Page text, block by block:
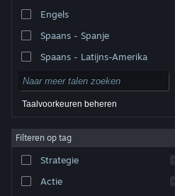
© Valve Corporation. Alle rechten voorbehouden.
handelsmerken zijn eigendom van hun respectieve
Privacybeleid|Juridische informatie
Toegankelijkheid
|
Terugbetalingen
Engels
Spaans - Spanje
Spaans - Latijns-Amerika
Taalvoorkeuren beheren
Filteren op tag
Strategie
Actie